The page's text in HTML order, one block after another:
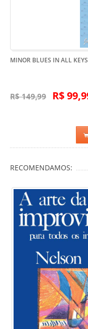
MINOR BLUES IN ALL
R$ 149,99 R$
RECOMENDAMOS: